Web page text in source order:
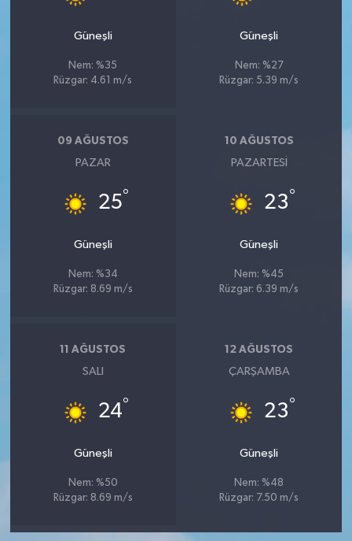
Güneşli
Nem: %35
Rüzgar: 4.61 m/s
Güneşli
Nem: %27
Rüzgar: 5.39 m/s
09 AĞUSTOS
PAZAR
25°
Güneşli
Nem: %34
Rüzgar: 8.69 m/s
10 AĞUSTOS
PAZARTESI
23°
Güneşli
Nem: %45
Rüzgar: 6.39 m/s
11 AĞUSTOS
SALI
24°
Güneşli
Nem: %50
Rüzgar: 8.69 m/s
12 AĞUSTOS
ÇARŞAMBA
23°
Güneşli
Nem: %48
Rüzgar: 7.50 m/s